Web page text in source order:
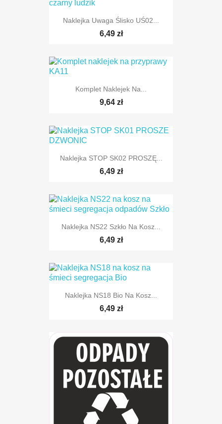
Naklejka Uwaga Ślisko UŚ02...
6,49 zł
Komplet Naklejek Na...
9,64 zł
Naklejka STOP SK02 PROSZĘ...
6,49 zł
Naklejka NS22 Szkło Na Kosz...
6,49 zł
Naklejka NS18 Bio Na Kosz...
6,49 zł